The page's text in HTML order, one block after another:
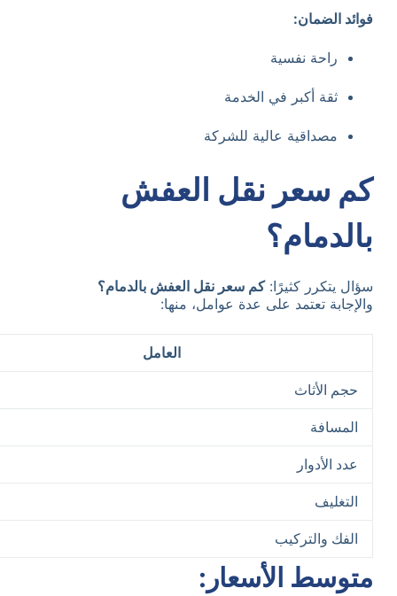
فوائد الضمان:
راحة نفسية
ثقة أكبر في الخدمة
مصداقية عالية للشركة
كم سعر نقل العفش
بالدمام؟
سؤال يتكرر كثيرًا:كم سعر نقل العفش بالدمام؟
والإجابة تعتمد على عدة عوامل، منها:
العامل
حجم الأثاث
المسافة
عدد الأدوار
التغليف
الفك والتركيب
متوسط الأسعار: